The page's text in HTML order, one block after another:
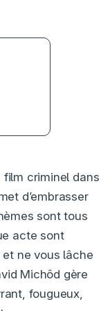
criminel dans
d’embrasser
sont tous
acte sont
et ne vous lâche
Michôd gère
fougueux,